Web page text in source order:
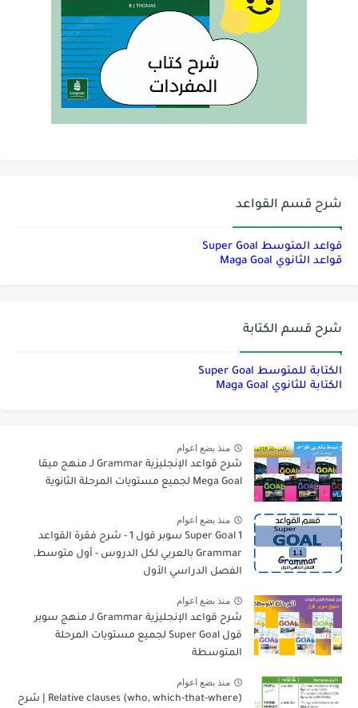
شرح قسم القواعد
قواعد المتوسط Super Goal
قواعد الثانوي Maga Goal
شرح قسم الكتابة
الكتابة للمتوسط Super Goal
الكتابة للثانوي Maga Goal
منذ بضع اعوام
شرح قواعد الإنجليزية Grammar لـ منهج ميقا
Mega Goal لجميع مستويات المرحلة الثانوية
منذ بضع اعوام
Super Goal 1 سوبر قول 1 - شرح فقرة القواعد
Grammar بالعربي لكل الدروس - أول متوسط,
الفصل الدراسي الأول
منذ بضع اعوام
شرح قواعد الإنجليزية Grammar لـ منهج سوبر
قول Super Goal لجميع مستويات المرحلة
المتوسطة
منذ بضع اعوام
Relative clauses (who, which-that-where) | شرح